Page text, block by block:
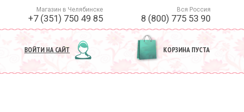
Магазин в Челябинске
+7 (351) 750 49 85
Вся Россия
8 (800) 775 53 90
ВОЙТИ НА САЙТ КОРЗИНА ПУСТА